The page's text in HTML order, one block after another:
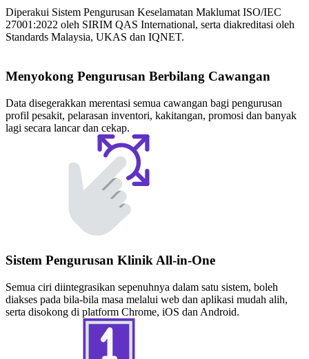
Diperakui Sistem Pengurusan Keselamatan Maklumat ISO/IEC
27001:2022 oleh SIRIM QAS International, serta diakreditasi oleh
Standards Malaysia, UKAS dan IQNET.
Menyokong Pengurusan Berbilang Cawangan
Data disegerakkan merentasi semua cawangan bagi pengurusan
profil pesakit, pelarasan inventori, kakitangan, promosi dan banyak
lagi secara lancar dan cekap.
Sistem Pengurusan Klinik All-in-One
Semua ciri diintegrasikan sepenuhnya dalam satu sistem, boleh
diakses pada bila-bila masa melalui web dan aplikasi mudah alih,
serta disokong di platform Chrome, iOS dan Android.